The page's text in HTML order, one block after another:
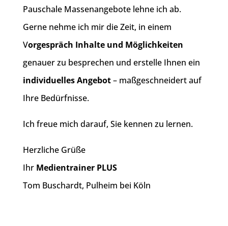
Pauschale Massenangebote lehne ich ab.
Gerne nehme ich mir die Zeit, in einem
Vorgespräch Inhalte und Möglichkeiten
genauer zu besprechen und erstelle Ihnen ein
individuelles Angebot– maßgeschneidert auf
Ihre Bedürfnisse.
Ich freue mich darauf, Sie kennen zu lernen.
Herzliche Grüße
Ihr Medientrainer PLUS
Tom Buschardt, Pulheim bei Köln